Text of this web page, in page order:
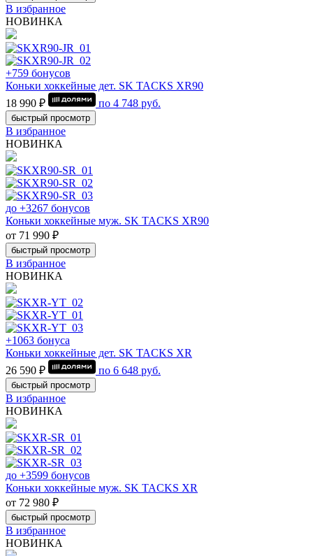
В избранное
НОВИНКА
+759 бонусов
Коньки хоккейные дет. SK TACKS XR90
18 990 ₽
по 4 748 руб.
быстрый просмотр
В избранное
НОВИНКА
до +3267 бонусов
Коньки хоккейные муж. SK TACKS XR90
от 71 990 ₽
быстрый просмотр
В избранное
НОВИНКА
+1063 бонуса
Коньки хоккейные дет. SK TACKS XR
26 590 ₽
по 6 648 руб.
быстрый просмотр
В избранное
НОВИНКА
до +3599 бонусов
Коньки хоккейные муж. SK TACKS XR
от 72 980 ₽
быстрый просмотр
В избранное
НОВИНКА